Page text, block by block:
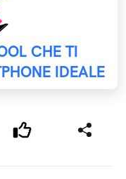
CHE TI
IDEALE